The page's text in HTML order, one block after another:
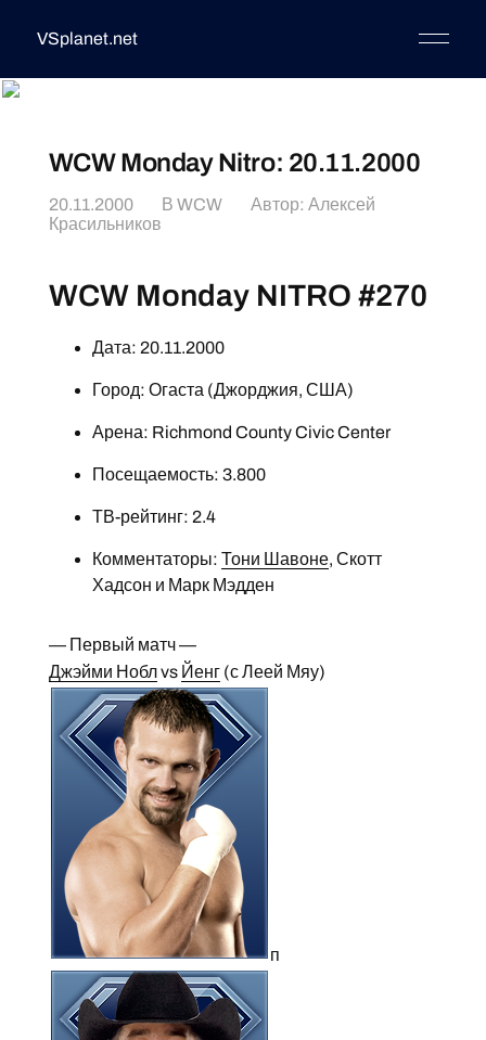
VSplanet.net
WCW Monday Nitro: 20.11.2000
20.11.2000 В WCW Автор: Алексей
Красильников
WCW Monday NITRO #270
Дата: 20.11.2000
Город: Огаста (Джорджия, США)
Арена: Richmond County Civic Center
Посещаемость: 3.800
ТВ-рейтинг: 2.4
Комментаторы: Тони Шавоне, Скотт
Хадсон и Марк Мэдден
— Первый матч —
Джэйми Ноблvs Йенг(с Леей Мяу)
п